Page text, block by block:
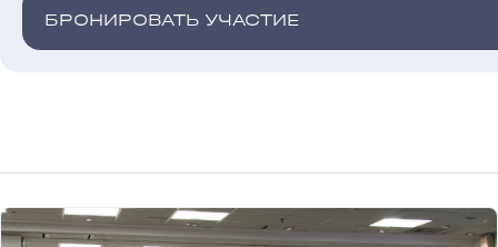
БРОНИРОВАТЬ УЧАСТИЕ